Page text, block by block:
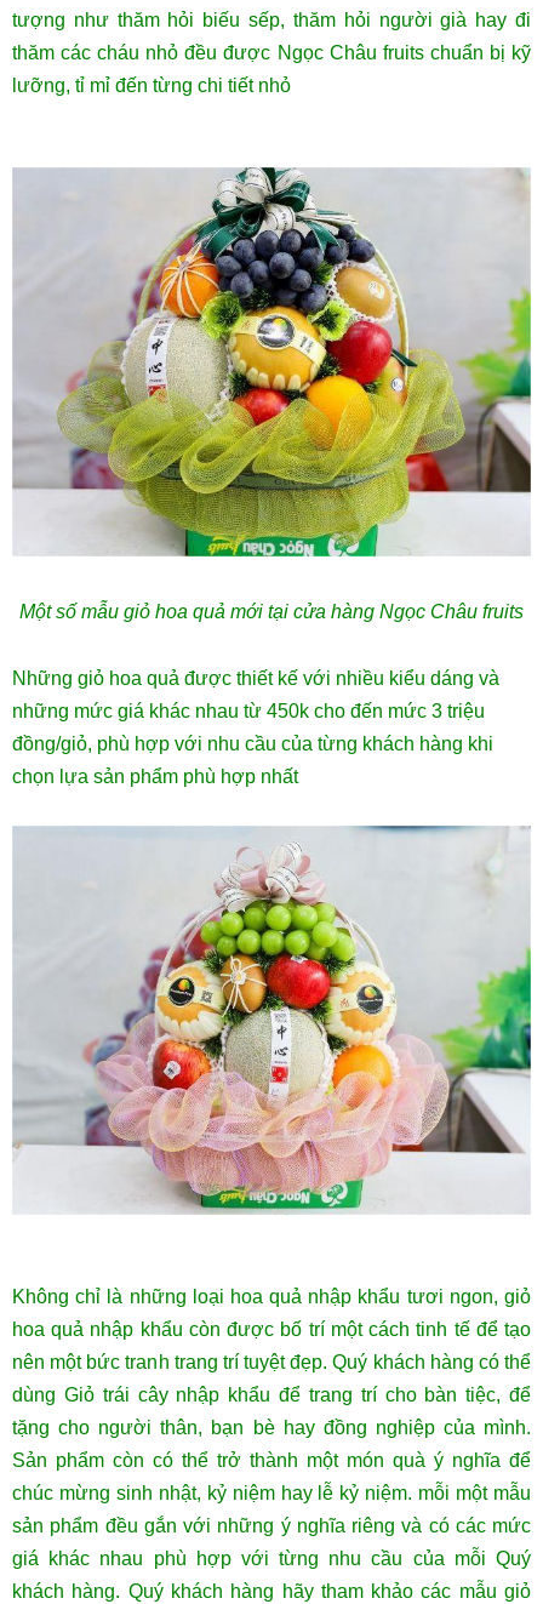
tượng như thăm hỏi biếu sếp, thăm hỏi người già hay đi
thăm các cháu nhỏ đều được Ngọc Châu fruits chuẩn bị kỹ
lưỡng, tỉ mỉ đến từng chi tiết nhỏ
Một số mẫu giỏ hoa quả mới tại cửa hàng Ngọc Châu fruits
Những giỏ hoa quả được thiết kế với nhiều kiểu dáng và
những mức giá khác nhau từ 450k cho đến mức 3 triệu
đồng/giỏ, phù hợp với nhu cầu của từng khách hàng khi
chọn lựa sản phẩm phù hợp nhất
Không chỉ là những loại hoa quả nhập khẩu tươi ngon, giỏ
hoa quả nhập khẩu còn được bố trí một cách tinh tế để tạo
nên một bức tranh trang trí tuyệt đẹp. Quý khách hàng có thể
dùng Giỏ trái cây nhập khẩu để trang trí cho bàn tiệc, để
tặng cho người thân, bạn bè hay đồng nghiệp của mình.
Sản phẩm còn có thể trở thành một món quà ý nghĩa để
chúc mừng sinh nhật, kỷ niệm hay lễ kỷ niệm. mỗi một mẫu
sản phẩm đều gắn với những ý nghĩa riêng và có các mức
giá khác nhau phù hợp với từng nhu cầu của mỗi Quý
khách hàng. Quý khách hàng hãy tham khảo các mẫu giỏ